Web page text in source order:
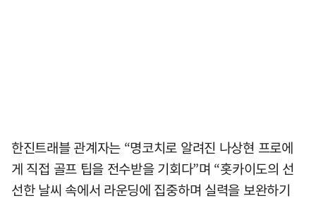
한진트래블 관계자는 “명코치로 알려진 나상현 프로에
게 직접 골프 팁을 전수받을 기회다”며 “홋카이도의 선
선한 날씨 속에서 라운딩에 집중하며 실력을 보완하기